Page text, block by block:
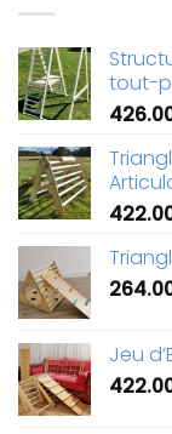
tout-
Jeu